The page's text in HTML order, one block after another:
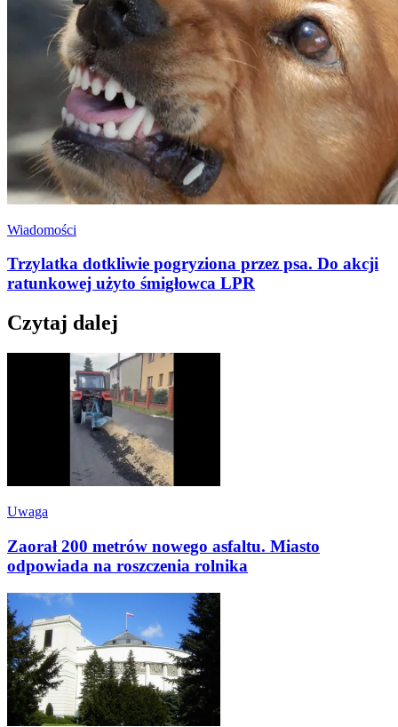
Wiadomości
Trzylatka dotkliwie pogryziona przez psa. Do akcji
ratunkowej użyto śmigłowca LPR
Czytaj dalej
Uwaga
Zaorał 200 metrów nowego asfaltu. Miasto
odpowiada na roszczenia rolnika